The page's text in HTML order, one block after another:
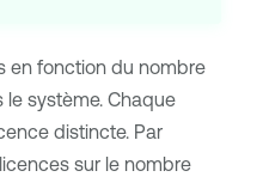
en fonction du nombre
système. Chaque
distincte. Par
sur le nombre